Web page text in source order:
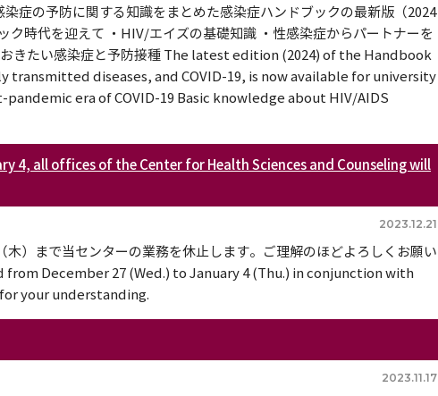
症の予防に関する知識をまとめた感染症ハンドブックの最新版（2024
時代を迎えて ・HIV/エイズの基礎知識 ・性感染症からパートナーを
きたい感染症と予防接種 The latest edition (2024) of the Handbook
diseases, and COVID-19, is now available for university
era of COVID-19 Basic knowledge about HIV/AIDS
4, all offices of the Center for Health Sciences and Counseling will
2023.12.21
）まで当センターの業務を休止します。ご理解のほどよろしくお願い
December 27 (Wed.) to January 4 (Thu.) in conjunction with
your understanding.
2023.11.17